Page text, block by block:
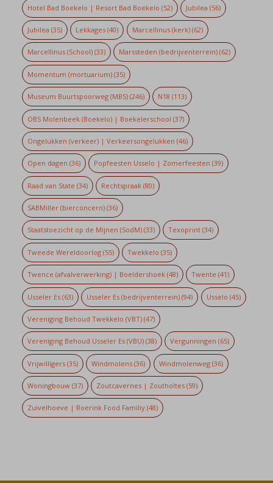
Hotel Bad Boekelo | Resort Bad Boekelo (52) Jubilea (56)
Jubilea (35) Lekkages (40) Marcellinus (kerk)(62)
Marcellinus (School)(33) Marssteden (bedrijventerrein) (62)
Momentum (mortuarium)(35)
Museum Buurtspoorweg (MBS)(246) N18 (113)
OBS Molenbeek (Boekelo) | Boekelerschool (37)
Ongelukken (verkeer) | Verkeersongelukken (46)
Open dagen (36) Popfeesten Usselo | Zomerfeesten (39)
Raad van State (34) Rechtspraak (80)
SABMiller (bierconcern)(36)
Staatstoezicht op de Mijnen (SodM)(33) Texoprint (34)
Tweede Wereldoorlog(55) Twekkelo (35)
Twence (afvalverwerking) | Boeldershoek(48) Twente (41)
Usseler Es(63) Usseler Es (bedrijventerrein) (94) Usselo (45)
Vereniging Behoud Twekkelo (VBT)(47)
Vereniging Behoud Usseler Es (VBU)(38) Vergunningen (65)
Vrijwilligers(35) Windmolens (36) Windmolenweg(36)
Woningbouw(37) Zoutcavernes | Zoutholtes (59)
Zuivelhoeve | Roerink Food Familiy(48)